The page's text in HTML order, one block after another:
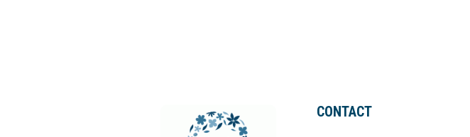
CONTACT